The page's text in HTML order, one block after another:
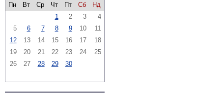
Пн
Вт Ср Чт Пт Сб
Нд
1
2 3
4
5
6 7 8 9 10
11
12
13 14 15 16 17
18
19
20 21 22 23 24
25
26
27 28 29 30